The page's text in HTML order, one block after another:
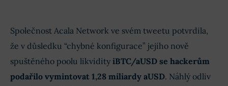
Společnost Acala Network ve svém tweetu potvrdila,
že v důsledku “chybné konfigurace” jejího nově
spuštěného poolu likvidity iBTC/aUSD se hackerům
podařilo vymintovat 1,28 miliardy aUSD. Náhlý odliv